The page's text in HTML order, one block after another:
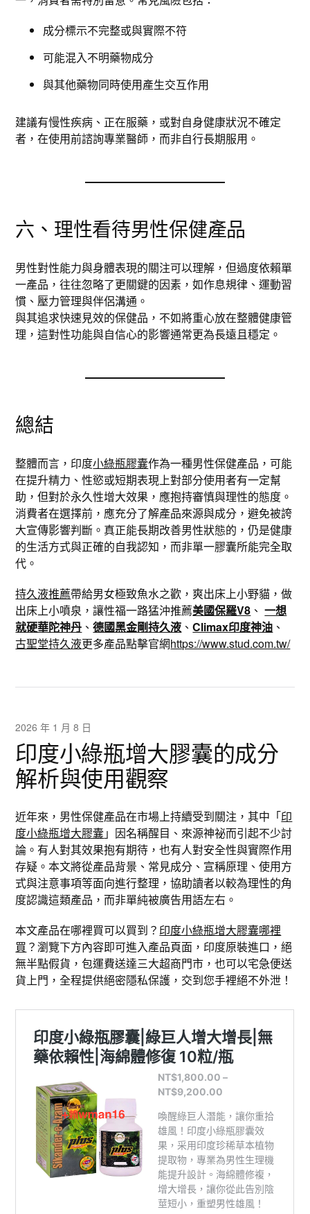
成分標示不完整或與實際不符
可能混入不明藥物成分
與其他藥物同時使用產生交互作用
建議有慢性疾病、正在服藥，或對自身健康狀況不確定
者，在使用前諮詢專業醫師，而非自行長期服用。
六、理性看待男性保健產品
男性對性能力與身體表現的關注可以理解，但過度依賴單
一產品，往往忽略了更關鍵的因素，如作息規律、運動習
慣、壓力管理與伴侶溝通。
與其追求快速見效的保健品，不如將重心放在整體健康管
理，這對性功能與自信心的影響通常更為長遠且穩定。
總結
整體而言，印度小綠瓶膠囊作為一種男性保健產品，可能
在提升精力、性慾或短期表現上對部分使用者有一定幫
助，但對於永久性增大效果，應抱持審慎與理性的態度。
消費者在選擇前，應充分了解產品來源與成分，避免被誇
大宣傳影響判斷。真正能長期改善男性狀態的，仍是健康
的生活方式與正確的自我認知，而非單一膠囊所能完全取
代。
持久液推薦帶給男女極致魚水之歡，爽出床上小野貓，做
出床上小噴泉，讓性福一路猛沖推薦美國保羅V8 、一想
就硬華陀神丹 、德國黑金剛持久液 、Climax印度神油 、
古聖堂持久液更多產品點擊官網https://www.stud.com.tw/
2026 年 1 月 8 日
印度小綠瓶增大膠囊的成分
解析與使用觀察
近年來，男性保健產品在市場上持續受到關注，其中「印
度小綠瓶增大膠囊」因名稱醒目、來源神祕而引起不少討
論。有人對其效果抱有期待，也有人對安全性與實際作用
存疑。本文將從產品背景、常見成分、宣稱原理、使用方
式與注意事項等面向進行整理，協助讀者以較為理性的角
度認識這類產品，而非單純被廣告用語左右。
本文產品在哪裡買可以買到？ 印度小綠瓶增大膠囊哪裡
買 ？瀏覽下方內容即可進入產品頁面，印度原裝進口，絕
無半點假貨，包運費送達三大超商門市，也可以宅急便送
貨上門，全程提供絕密隱私保護，交到您手裡絕不外泄！